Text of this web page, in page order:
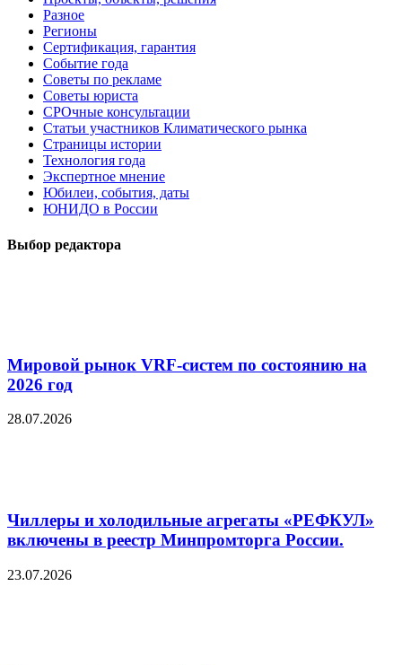
Разное
Регионы
Сертификация, гарантия
Событие года
Советы по рекламе
Советы юриста
СРОчные консультации
Статьи участников Климатического рынка
Страницы истории
Технология года
Экспертное мнение
Юбилеи, события, даты
ЮНИДО в России
Выбор редактора
Мировой рынок VRF-систем по состоянию на
2026 год
28.07.2026
Чиллеры и холодильные агрегаты «РЕФКУЛ»
включены в реестр Минпромторга России.
23.07.2026